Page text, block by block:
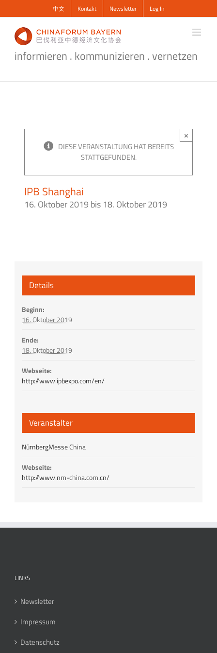
Inhalt
springen
中文 Kontakt Newsletter Log In
informieren . kommunizieren . vernetzen
×
DIESE VERANSTALTUNG HAT BEREITS
STATTGEFUNDEN.
IPB Shanghai
16. Oktober 2019 bis 18. Oktober 2019
Details
Beginn:
16. Oktober 2019
Ende:
18. Oktober 2019
Webseite:
http://www.ipbexpo.com/en/
Veranstalter
NürnbergMesse China
Webseite:
http://www.nm-china.com.cn/
LINKS
Newsletter
Impressum
Datenschutz